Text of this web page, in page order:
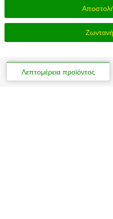
Λεπτομέρεια προϊόντος